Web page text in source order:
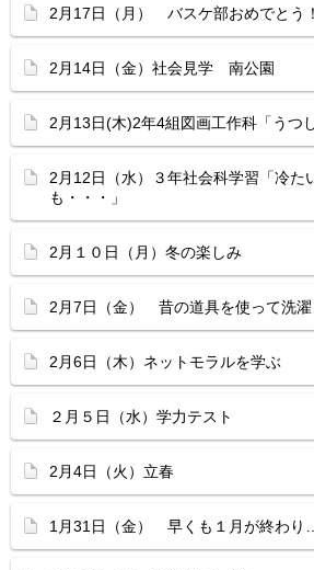
2月17日（月） バスケ部おめでとう！
2月14日（金）社会見学 南公園
2月13日(木)2年4組図画工作科「うつ
2月12日（水）３年社会科学習「冷た
も・・・」
2月１０日（月）冬の楽しみ
2月7日（金） 昔の道具を使って洗濯
2月6日（木）ネットモラルを学ぶ
２月５日（水）学力テスト
2月4日（火）立春
1月31日（金） 早くも１月が終わり…